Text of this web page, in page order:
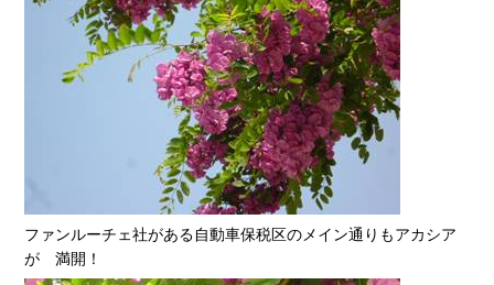
ファンルーチェ社がある自動車保税区のメイン通りもアカシア
が 満開！